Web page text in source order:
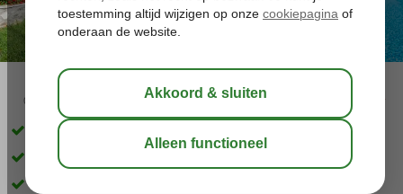
02:50
Inclusief huurauto
Kleinschalig appartementencomplex